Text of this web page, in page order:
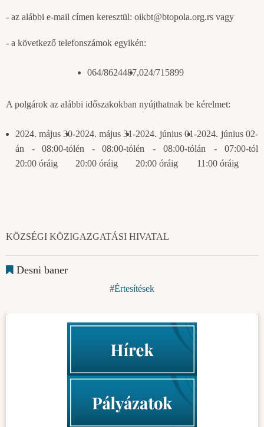
- az alábbi e-mail címen keresztül: oikbt@btopola.org.rs vagy
- a következő telefonszámok egyikén:
064/8624487,024/715899
A polgárok az alábbi időszakokban nyújthatnak be kérelmet:
2024. május 30-
án - 08:00-tól
20:00 óráig
2024. május 31-
én - 08:00-tól
20:00 óráig
2024. június 01-
én - 08:00-tól
20:00 óráig
2024. június 02-
án - 07:00-tól
11:00 óráig
KÖZSÉGI KÖZIGAZGATÁSI HIVATAL
Desni baner
Értesítések